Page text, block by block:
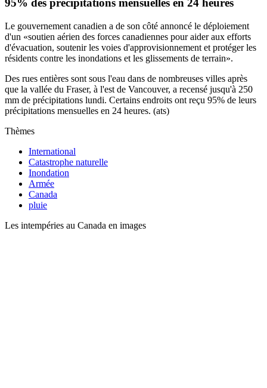
95% des précipitations mensuelles en 24 heures
Le gouvernement canadien a de son côté annoncé le déploiement
d'un «soutien aérien des forces canadiennes pour aider aux efforts
d'évacuation, soutenir les voies d'approvisionnement et protéger les
résidents contre les inondations et les glissements de terrain».
Des rues entières sont sous l'eau dans de nombreuses villes après
que la vallée du Fraser, à l'est de Vancouver, a recensé jusqu'à 250
mm de précipitations lundi. Certains endroits ont reçu 95% de leurs
précipitations mensuelles en 24 heures. (ats)
Thèmes
International
Catastrophe naturelle
Inondation
Armée
Canada
pluie
Les intempéries au Canada en images